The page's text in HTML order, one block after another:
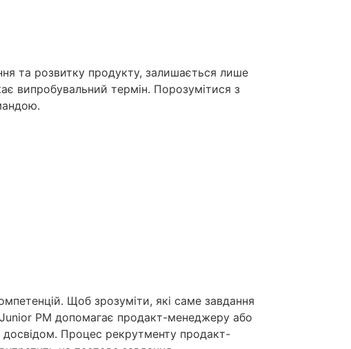
та розвитку продукту, залишається лише
випробувальний термін. Порозумітися з
Щоб зрозуміти, які саме завдання
PM допомагає продакт-менеджеру або
досвідом. Процес рекрутменту продакт-